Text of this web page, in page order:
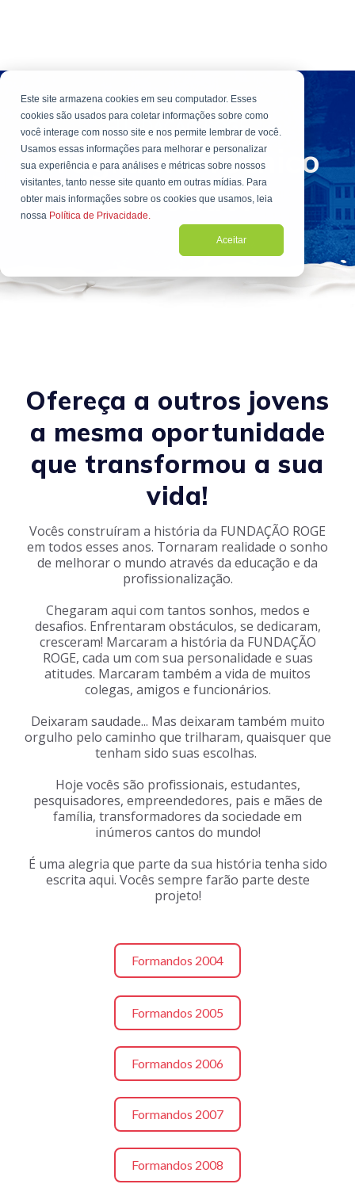
Este site armazena cookies em seu computador. Esses
cookies são usados para coletar informações sobre como
você interage com nosso site e nos permite lembrar de você.
Usamos essas informações para melhorar e personalizar
sua experiência e para análises e métricas sobre nossos
visitantes, tanto nesse site quanto em outras mídias. Para
obter mais informações sobre os cookies que usamos, leia
nossa Política de Privacidade.
Aceitar
FUNDAÇÃO ROGE
Programa Técnico
Investidor
Ofereça a outros jovens
a mesma oportunidade
que transformou a sua
vida!
Vocês construíram a história da FUNDAÇÃO ROGE
em todos esses anos. Tornaram realidade o sonho
de melhorar o mundo através da educação e da
profissionalização.
Chegaram aqui com tantos sonhos, medos e
desafios. Enfrentaram obstáculos, se dedicaram,
cresceram! Marcaram a história da FUNDAÇÃO
ROGE, cada um com sua personalidade e suas
atitudes. Marcaram também a vida de muitos
colegas, amigos e funcionários.
Deixaram saudade... Mas deixaram também muito
orgulho pelo caminho que trilharam, quaisquer que
tenham sido suas escolhas.
Hoje vocês são profissionais, estudantes,
pesquisadores, empreendedores, pais e mães de
família, transformadores da sociedade em
inúmeros cantos do mundo!
É uma alegria que parte da sua história tenha sido
escrita aqui. Vocês sempre farão parte deste
projeto!
Formandos 2004
Formandos 2005
Formandos 2006
Formandos 2007
Formandos 2008